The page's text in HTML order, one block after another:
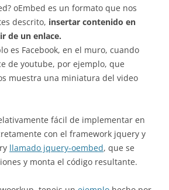
oEmbed es un formato que nos
descrito, insertar contenido en
de un enlace.
es Facebook, en el muro, cuando
de youtube, por ejemplo, que
muestra una miniatura del video
fácil de implementar en
con el framework jquery y
llamado jquery-oembed, que se
y monta el código resultante.